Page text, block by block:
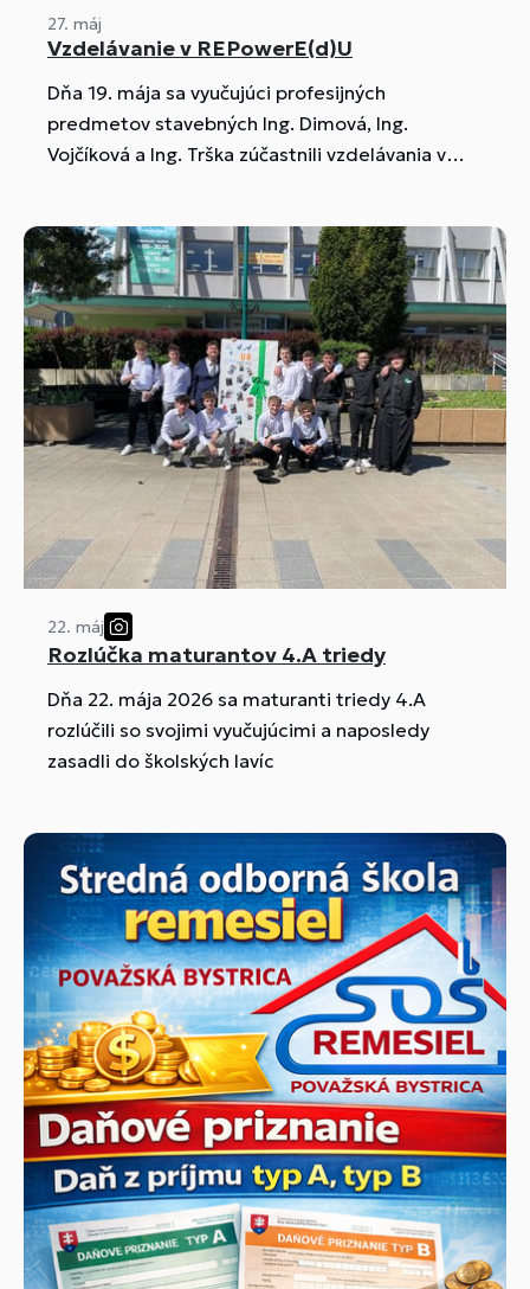
27. máj
Vzdelávanie v REPowerE(d)U
Dňa 19. mája sa vyučujúci profesijných
predmetov stavebných Ing. Dimová, Ing.
Vojčíková a Ing. Trška zúčastnili vzdelávania v
Slovenska v Bratislave.
22. máj
Rozlúčka maturantov 4.A triedy
Dňa 22. mája 2026 sa maturanti triedy 4.A
rozlúčili so svojimi vyučujúcimi a naposledy
zasadli do školských lavíc